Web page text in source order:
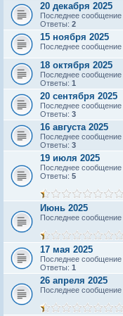
20 декабря 2025
Последнее сообщение
Ответы: 2
15 ноября 2025
Последнее сообщение
18 октября 2025
Последнее сообщение
Ответы: 1
20 сентября 2025
Последнее сообщение
Ответы: 3
16 августа 2025
Последнее сообщение
Ответы: 3
19 июля 2025
Последнее сообщение
Ответы: 5
Июнь 2025
Последнее сообщение
17 мая 2025
Последнее сообщение
Ответы: 1
26 апреля 2025
Последнее сообщение